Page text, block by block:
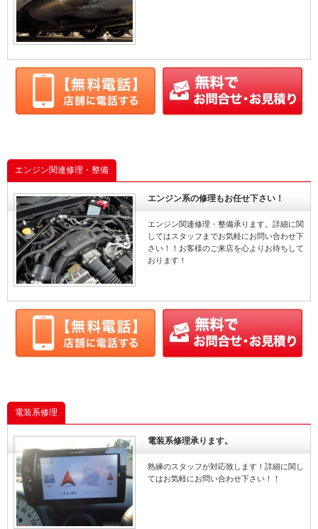
エンジン関連修理・整備
エンジン系の修理もお任せ下さい！
エンジン関連修理・整備承ります。詳細に関
してはスタッフまでお気軽にお問い合わせ下
さい！！お客様のご来店を心よりお待ちして
おります！
電装系修理
電装系修理承ります。
熟練のスタッフが対応致します！詳細に関し
てはお気軽にお問い合わせ下さい！！